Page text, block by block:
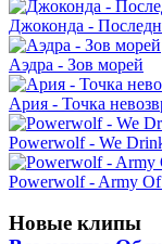
Джоконда -
Аэдра - Зов морей
Ария - Точка
Powerwolf - We
Powerwolf - Army
Новые клипы